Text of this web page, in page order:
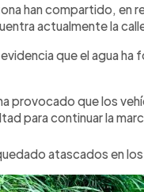
han compartido,
actualmente la
que el agua
provocado que los
para continuar la
atascados en